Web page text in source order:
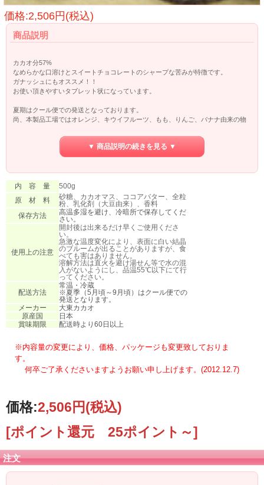
価格:2,506円(税込)
商品説明
カカオ分57%
なめらかな口溶けとスイートチョコレートのシャープな苦みが特徴です。
ガナッシュにもオススメ！！
お使い頂きやすいタブレット状になっています。
夏期はクール便での発送となっております。
尚、本製品工場ではオレンジ、キウイフルーツ、もも、りんご、バナナ由来の物
▼ 商品説明の続きを見る ▼
内 容 量
500g
原 材 料
砂糖、カカオマス、ココアバター、全粒
粉、乳化剤（大豆由来）、香料
保存方法
高温多湿を避け、冷暗所で保存してくだ
さい。
使用上の注意
開封後は出来るだけ早くご使用くださ
い。
急激な温度変化により、表面に白い結晶
のブルームが出ることがありますが、食
べても害はありません。
溶解方法は直火を避け湯せん等で水の混
入がないようにし、品温55℃以下にて行
ってください。
配送方法
常温・冷蔵
※夏季（5月頃～9月頃）はクール便での
発送となります。
メーカー
大東カカオ
原産国
日本
賞味期限
配送時より60日以上
※内容量の変更により、価格、パッケージも変更致しておりま
す。
何卒ご了承くださいますようお願い申し上げます。(2012.12.7)
価格:2,506円(税込)
[ポイント還元 25ポイント～]
注文